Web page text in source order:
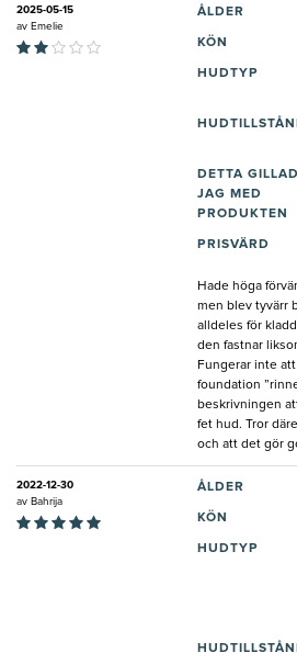
2025-05-15
av Emelie
ÅLDER
KÖN
HUDTYP
DETTA
JAG MED
PRODUKTEN
PRISVÄRD
Hade höga
men blev tyvärr
alldeles för
den fastnar
Fungerar inte att
foundation
beskrivningen
fet hud. Tror
och att det gör
2022-12-30
av Bahrija
ÅLDER
KÖN
HUDTYP